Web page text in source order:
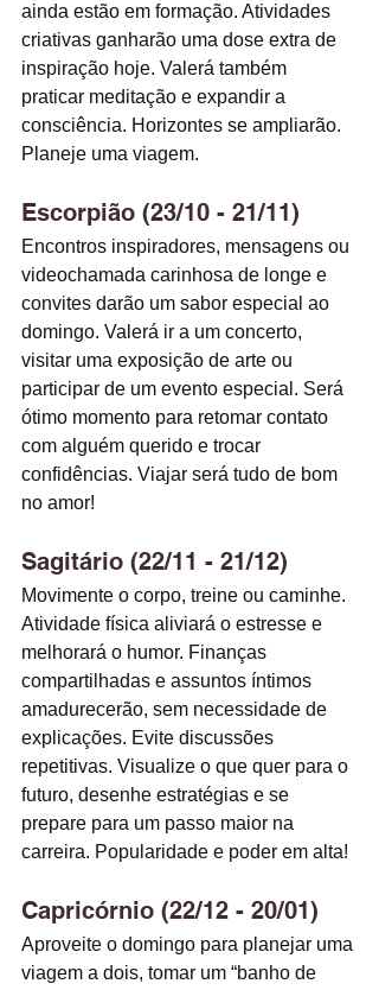
ainda estão em formação. Atividades
criativas ganharão uma dose extra de
inspiração hoje. Valerá também
praticar meditação e expandir a
consciência. Horizontes se ampliarão.
Planeje uma viagem.
Escorpião (23/10 - 21/11)
Encontros inspiradores, mensagens ou
videochamada carinhosa de longe e
convites darão um sabor especial ao
domingo. Valerá ir a um concerto,
visitar uma exposição de arte ou
participar de um evento especial. Será
ótimo momento para retomar contato
com alguém querido e trocar
confidências. Viajar será tudo de bom
no amor!
Sagitário (22/11 - 21/12)
Movimente o corpo, treine ou caminhe.
Atividade física aliviará o estresse e
melhorará o humor. Finanças
compartilhadas e assuntos íntimos
amadurecerão, sem necessidade de
explicações. Evite discussões
repetitivas. Visualize o que quer para o
futuro, desenhe estratégias e se
prepare para um passo maior na
carreira. Popularidade e poder em alta!
Capricórnio (22/12 - 20/01)
Aproveite o domingo para planejar uma
viagem a dois, tomar um “banho de